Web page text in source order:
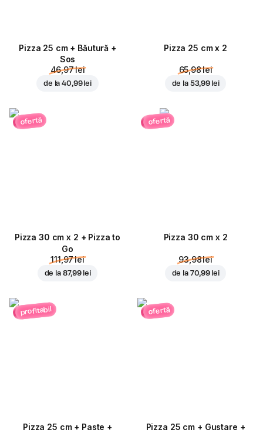
Pizza 25 cm + Băutură +
Sos
46,97 lei
de la40,99 lei
Pizza 25 cm x 2
65,98 lei
de la 53,99 lei
ofertă
Pizza 30 cm x 2 + Pizza to
Go
111,97 lei
de la 87,99 lei
ofertă
Pizza 30 cm x 2
93,98 lei
de la 70,99 lei
profitabil
Pizza 25 cm + Paste +
ofertă
Pizza 25 cm + Gustare +